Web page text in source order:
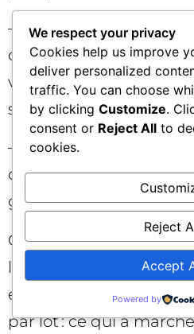
– KPIs business : trafic
conversions assistées,
variation du CTR après
snippets.
– Qualité : taux de
d’acceptation
guidelines.
Construisez un
l’efficacité
et l’impact SEO/
par lot : ce qui a
We respect your privacy
Cookies help us improve
deliver personalized
traffic. You can choose
by clicking Customize.
consent or Reject All to
cookies.
Reject
Accept
Powered by